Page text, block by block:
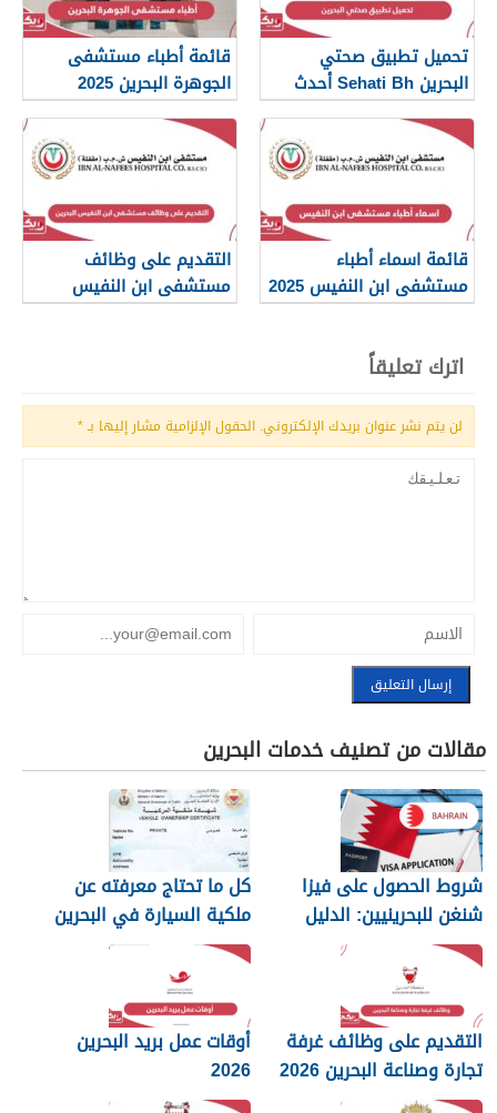
تحميل تطبيق صحتي
البحرين Sehati Bh أحدث
إصدار 2025
قائمة أطباء مستشفى
الجوهرة البحرين 2025
قائمة اسماء أطباء
مستشفى ابن النفيس 2025
التقديم على وظائف
مستشفى ابن النفيس
البحرين 2025
اترك تعليقاً
لن يتم نشر عنوان بريدك الإلكتروني. الحقول الإلزامية مشار إليها بـ*
مقالات من تصنيف خدمات البحرين
شروط الحصول على فيزا
شنغن للبحرينيين: الدليل
الكامل
كل ما تحتاج معرفته عن
ملكية السيارة في البحرين
التقديم على وظائف غرفة
تجارة وصناعة البحرين 2026
أوقات عمل بريد البحرين
2026